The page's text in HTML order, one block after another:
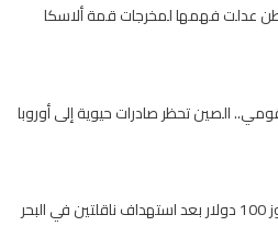
عدلت فهمها لمخرجات قمة ألاسكا
الصين تحظر صادرات حيوية إلى أوروبا
سعر النفط تجاوز 100 دولار بعد استهداف ناقلتين في البحر